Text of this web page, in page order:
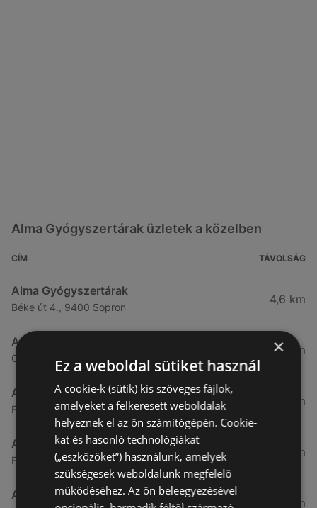
Alma Gyógyszertárak üzletek a közelben
CÍM TÁVOLSÁG
Alma Gyógyszertárak
Béke út 4., 9400 Sopron
4,6 km
Alma Gyógyszertárak
Győri út 15., 9400 Sopron
6,06 km
Alma Gyógyszertárak
Fő utca 102, 9421 Fertőrákos
10,09 km
Alma Gyógyszertárak
Fő Utca 102., 9421 Sopron
10,27 km
Alma Gyógyszertárak
21,83 km
×
Ez a weboldal sütiket használ
A cookie-k (sütik) kis szöveges fájlok,
amelyeket a felkeresett weboldalak
helyeznek el az ön számítógépén. Cookie-
kat és hasonló technológiákat
(„eszközöket”) használunk, amelyek
szükségesek weboldalunk megfelelő
működéséhez. Az ön beleegyezésével